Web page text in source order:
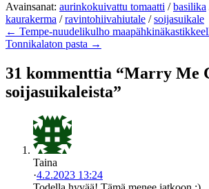
Avainsanat: aurinkokuivattu tomaatti /basilika
kaurakerma /ravintohiivahiutale /soijasuikale
← Tempe-nuudelikulho
Tonnikalaton pasta →
31 kommenttia “Marry Me
soijasuikaleista”
Taina
·4.2.2023 13:24